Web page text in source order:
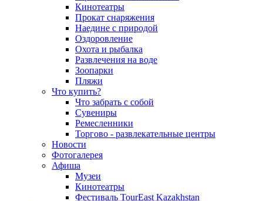
Кинотеатры
Прокат снаряжения
Наедине с природой
Оздоровление
Охота и рыбалка
Развлечения на воде
Зоопарки
Пляжи
Что купить?
Что забрать с собой
Сувениры
Ремесленники
Торгово - развлекательные центры
Новости
Фотогалерея
Афиша
Музеи
Кинотеатры
Фестиваль TourEast Kazakhstan